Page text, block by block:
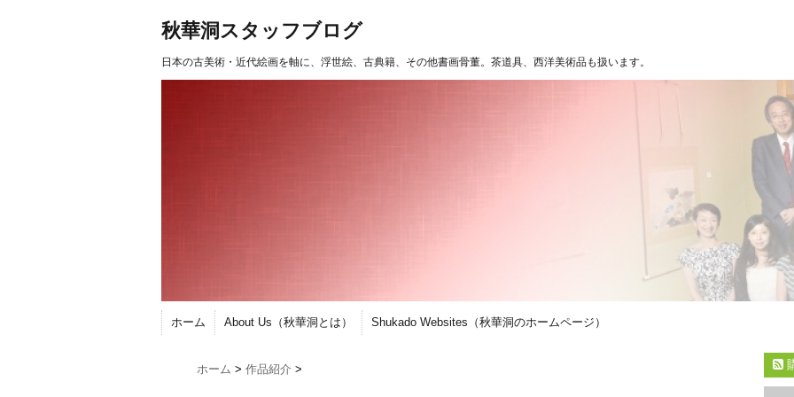
秋華洞スタッフブログ
日本の古美術・近代絵画を軸に、浮世絵、古典籍、その他書画骨董。茶道具、西洋美術品も扱います。
ホーム About Us（秋華洞とは） Shukado Websites（秋華洞のホームページ）
ホーム > 作品紹介 >